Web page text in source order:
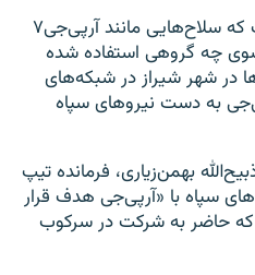
نماینده فسا توضیح نداده است که سلاح‌هایی مانند آرپی‌جی‌۷
چه گروهی استفاده شده
در شهر شیراز در شبکه‌های
به دست نیروهای سپاه
بهمن‌زیاری، فرمانده تیپ
سپاه با «آرپی‌جی هدف قرار
که حاضر به شرکت در سرکوب